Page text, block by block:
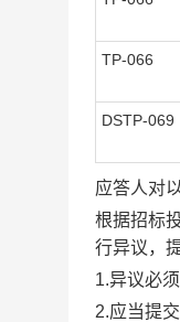
TP-066
DSTP-069
应答人对
根据招标
行异议，
1.异议必
2.应当提